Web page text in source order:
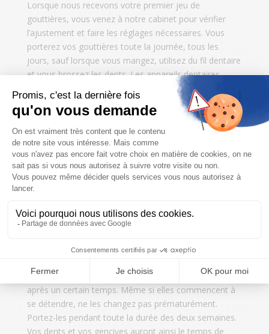
Lorsque nous recevons votre premier jeu de
gouttières, vous venez à notre cabinet pour vérifier
l’ajustement et faire les réglages nécessaires. Vous
porterez vos gouttières toute la journée, tous les
jours, sauf lorsque vous mangez, utilisez du fil dentaire
et vous brossez les dents. Les appareils dentaires
Invisalign étant amovibles, vous pourrez les retirer
brièvement chaque fois que vous en aurez besoin au
cours de la journée.
Le port d’Invisalign est facile et s’intègre parfaitement
dans votre journée normale. Lorsque vous recevrez
vos gouttières, vous placerez l’appareil dentaire
transparent sur vos dents. Vous porterez chaque jeu
de gouttières pendant deux semaines, puis vous
passerez au jeu de gouttières suivant. Au début, vos
gouttières seront très serrées car elles sont conçues
Après quelques jours, vos dents se déplaceront
remarquerez que vos gouttières se relâchent un peu
après un certain temps. Même si elles commencent à
se détendre, ne les changez pas prématurément.
Portez-les pendant toute la durée des deux semaines.
Vos dents et vos gencives auront ainsi le temps de